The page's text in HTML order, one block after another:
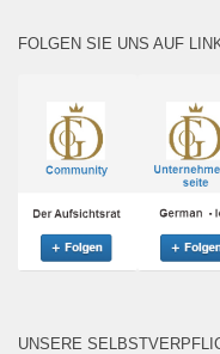
FOLGEN SIE UNS AUF
UNSERE